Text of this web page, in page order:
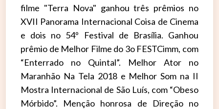
filme "Terra Nova" ganhou três prêmios no
XVII Panorama Internacional Coisa de Cinema
e dois no 54º Festival de Brasília. Ganhou
prêmio de Melhor Filme do 3o FESTCimm, com
“Enterrado no Quintal”. Melhor Ator no
Maranhão Na Tela 2018 e Melhor Som na II
Mostra Internacional de São Luís, com “Obeso
Mórbido”. Menção honrosa de Direção no